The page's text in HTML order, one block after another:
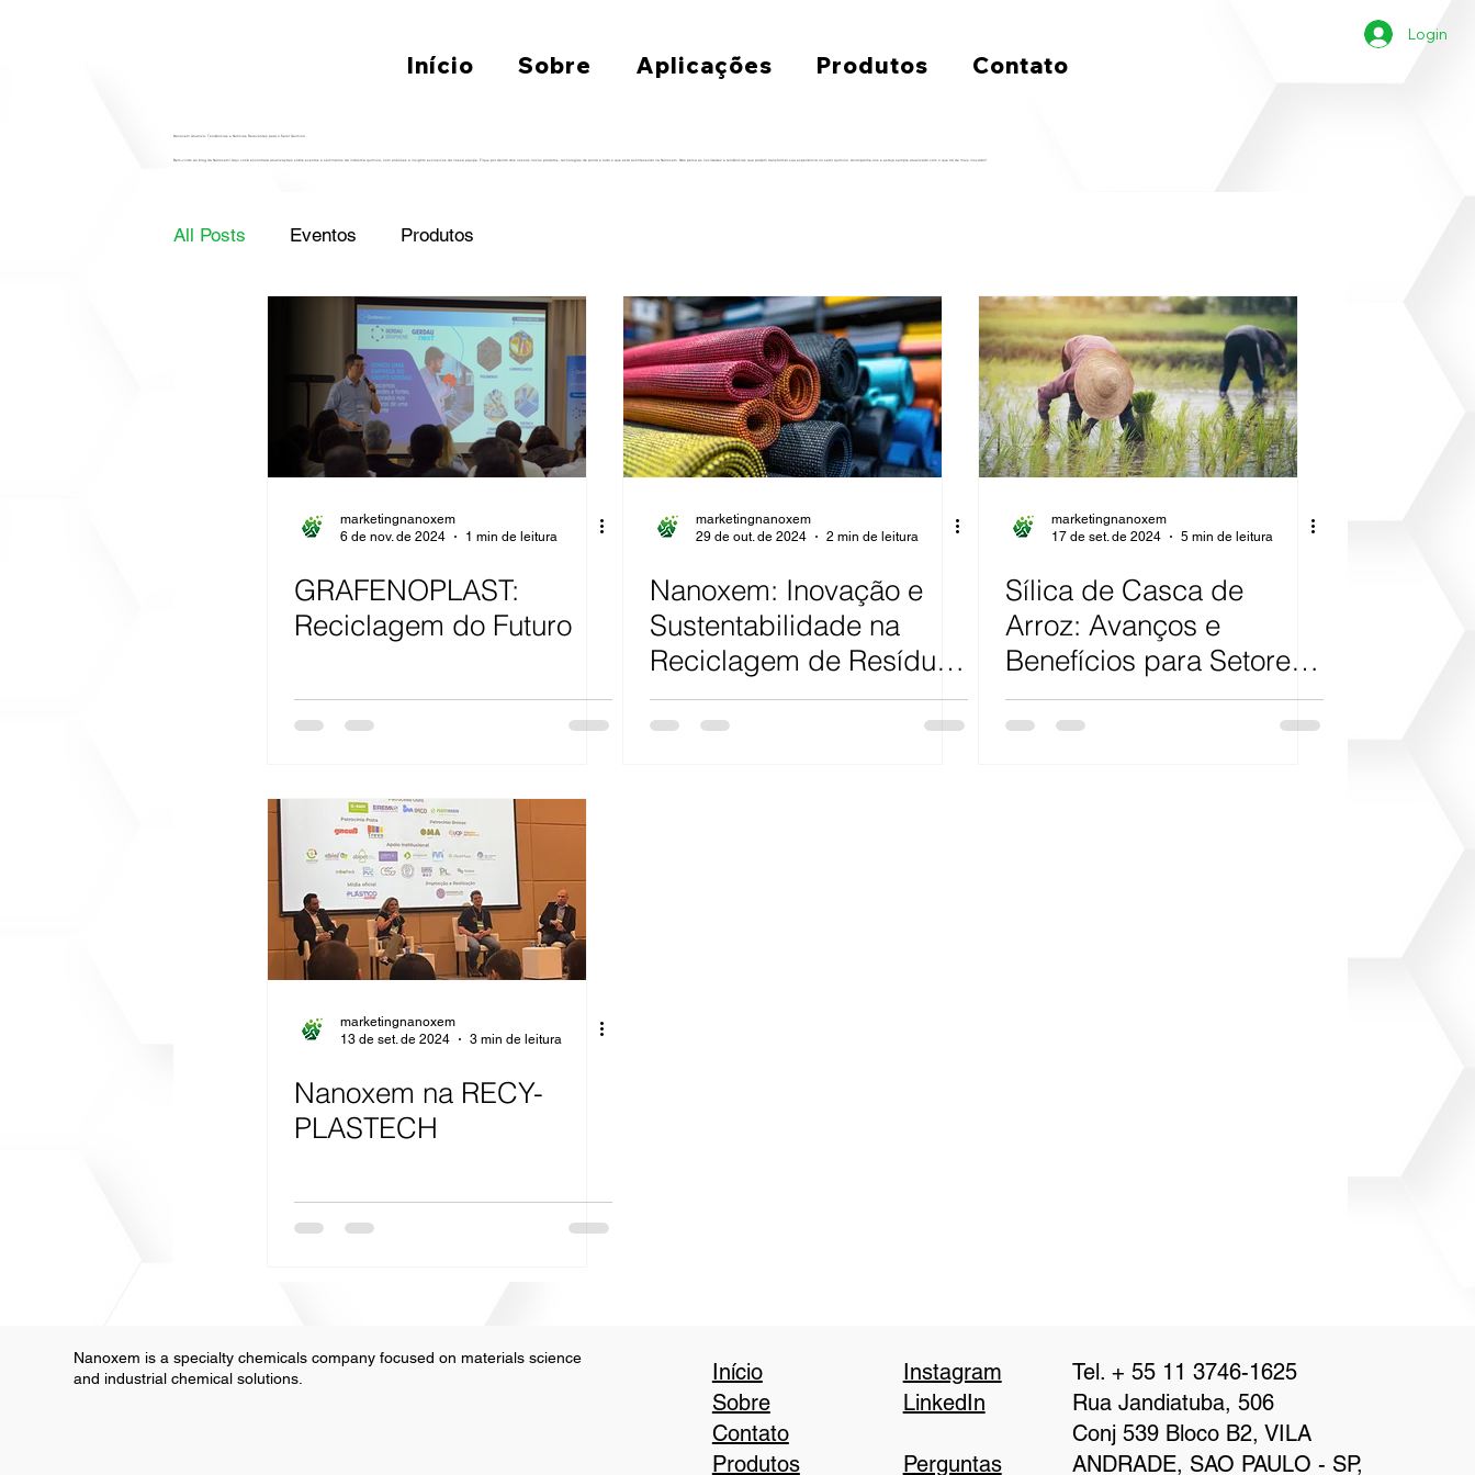
Início Sobre Aplicações Produtos Contato
Login
Nanoxem Atualiza: Tendências e Notícias Relevantes para o Setor Químico
Bem-vindo ao blog da Nanoxem! Aqui você encontrará atualizações sobre eventos e seminários da indústria química, com análises e insights exclusivos da nossa equipe. Fique por dentro dos nossos novos produtos, tecnologias de ponta e tudo o que está acontecendo na Nanoxem. Não perca as novidades e tendências que podem transformar sua experiência no setor químico. Acompanhe-nos e esteja sempre atualizado com o que há de mais inovador!
All Posts Eventos Produtos
marketingnanoxem
6 de nov. de 2024
1 min de leitura
GRAFENOPLAST:
Reciclagem do Futuro
marketingnanoxem
29 de out. de 2024
2 min de leitura
Nanoxem: Inovação e
Sustentabilidade na
Reciclagem de Resíduos
Têxteis
marketingnanoxem
17 de set. de 2024
5 min de leitura
Sílica de Casca de
Arroz: Avanços e
Benefícios para Setores
Chave
marketingnanoxem
13 de set. de 2024
3 min de leitura
Nanoxem na RECY-
PLASTECH
Nanoxem is a specialty chemicals company focused on materials science
and industrial chemical solutions.
Início
Sobre
Contato
Produtos
Instagram
LinkedIn
Perguntas
Tel. + 55 11 3746-1625
Rua Jandiatuba, 506
Conj 539 Bloco B2, VILA
ANDRADE, SAO PAULO - SP,